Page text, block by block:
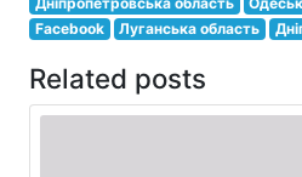
Facebook
Луганська область
Related posts